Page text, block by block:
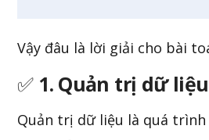
Vậy đâu là lời giải cho bài
✅ 1. Quản trị dữ
Quản trị dữ liệu là quá trình